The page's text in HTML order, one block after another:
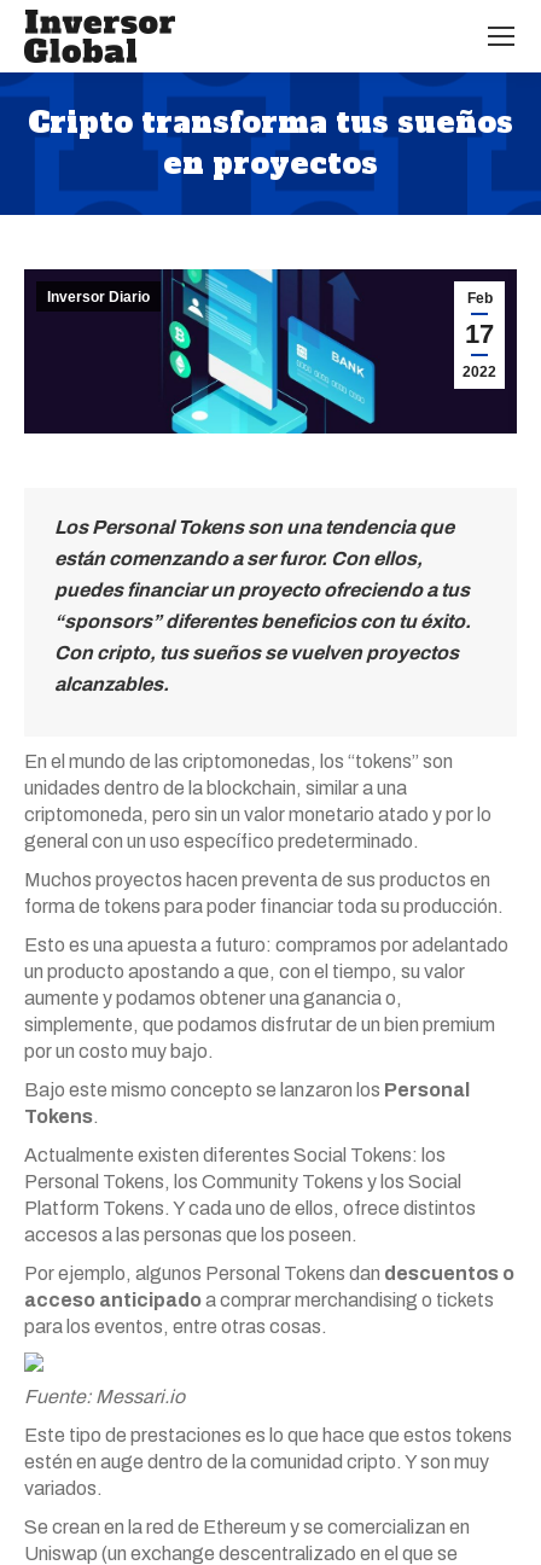
Cripto transforma tus sueños
en proyectos
Estás aquí:
Feb
17
2022
Inversor Diario
Los Personal Tokens son una tendencia que
están comenzando a ser furor. Con ellos,
puedes financiar un proyecto ofreciendo a tus
“sponsors” diferentes beneficios con tu éxito.
Con cripto, tus sueños se vuelven proyectos
alcanzables.
En el mundo de las criptomonedas, los “tokens” son
unidades dentro de la blockchain, similar a una
criptomoneda, pero sin un valor monetario atado y por lo
general con un uso específico predeterminado.
Muchos proyectos hacen preventa de sus productos en
forma de tokens para poder financiar toda su producción.
Esto es una apuesta a futuro: compramos por adelantado
un producto apostando a que, con el tiempo, su valor
aumente y podamos obtener una ganancia o,
simplemente, que podamos disfrutar de un bien premium
por un costo muy bajo.
Bajo este mismo concepto se lanzaron los Personal
Tokens.
Actualmente existen diferentes Social Tokens: los
Personal Tokens, los Community Tokens y los Social
Platform Tokens. Y cada uno de ellos, ofrece distintos
accesos a las personas que los poseen.
Por ejemplo, algunos Personal Tokens dan descuentos o
acceso anticipadoa comprar merchandising o tickets
para los eventos, entre otras cosas.
Fuente: Messari.io
Este tipo de prestaciones es lo que hace que estos tokens
estén en auge dentro de la comunidad cripto. Y son muy
variados.
Se crean en la red de Ethereum y se comercializan en
Uniswap (un exchange descentralizado en el que se